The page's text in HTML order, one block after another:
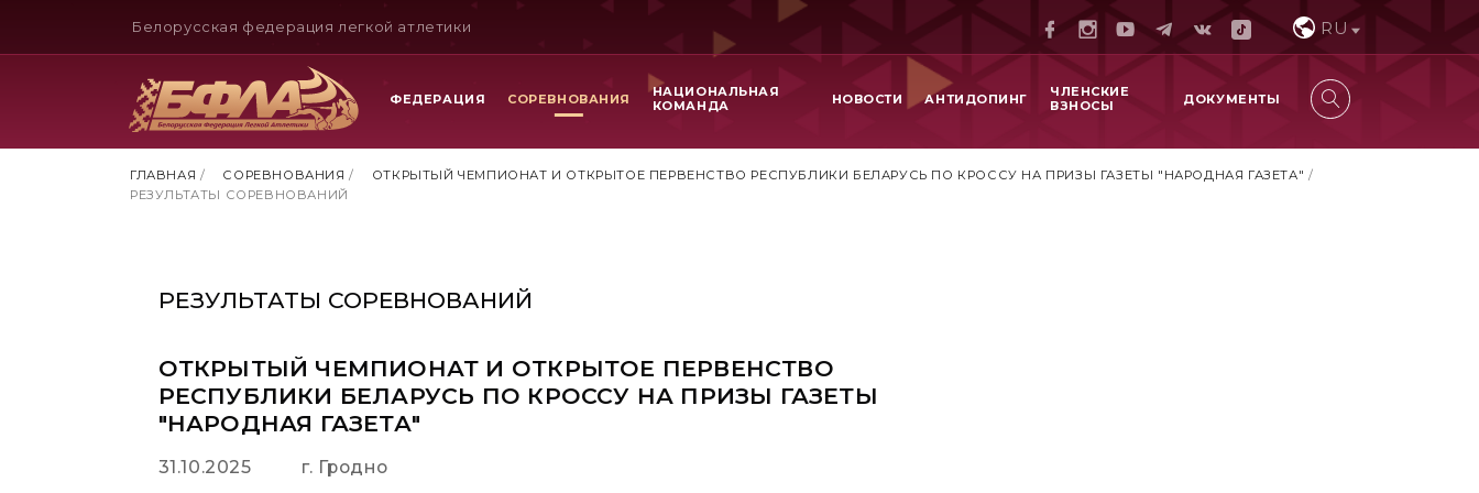
Белорусская федерация легкой атлетики RU
ФЕДЕРАЦИЯ СОРЕВНОВАНИЯ
НАЦИОНАЛЬНАЯ
КОМАНДА
НОВОСТИ АНТИДОПИНГ
ЧЛЕНСКИЕ
ВЗНОСЫ
ДОКУМЕНТЫ
ГЛАВНАЯ / СОРЕВНОВАНИЯ / ОТКРЫТЫЙ ЧЕМПИОНАТ И ОТКРЫТОЕ ПЕРВЕНСТВО РЕСПУБЛИКИ БЕЛАРУСЬ ПО КРОССУ НА ПРИЗЫ ГАЗЕТЫ "НАРОДНАЯ ГАЗЕТА" /
РЕЗУЛЬТАТЫ СОРЕВНОВАНИЙ
РЕЗУЛЬТАТЫ СОРЕВНОВАНИЙ
ОТКРЫТЫЙ ЧЕМПИОНАТ И ОТКРЫТОЕ ПЕРВЕНСТВО
РЕСПУБЛИКИ БЕЛАРУСЬ ПО КРОССУ НА ПРИЗЫ ГАЗЕТЫ
"НАРОДНАЯ ГАЗЕТА"
31.10.2025 г. Гродно